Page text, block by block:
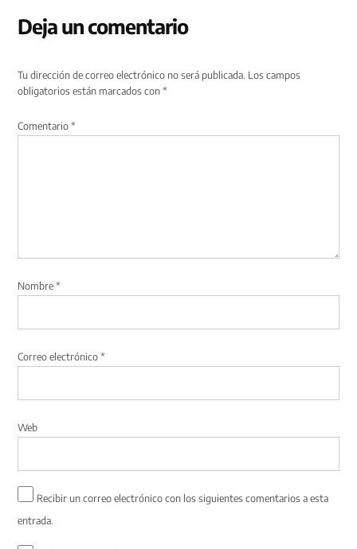
Deja un comentario
Tu dirección de correo electrónico no será publicada. Los campos
obligatorios están marcados con*
Comentario*
Nombre*
Correo electrónico*
Web
Recibir un correo electrónico con los siguientes comentarios a esta
entrada.